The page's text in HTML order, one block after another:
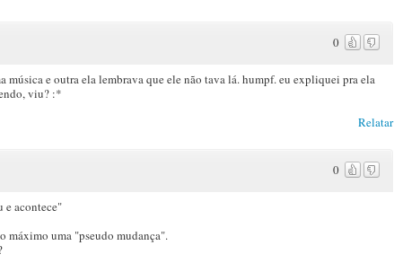
0
música e outra ela lembrava que ele não tava lá. humpf. eu expliquei pra ela
viu? :*
Relatar
0
e acontece"
máximo uma "pseudo mudança".